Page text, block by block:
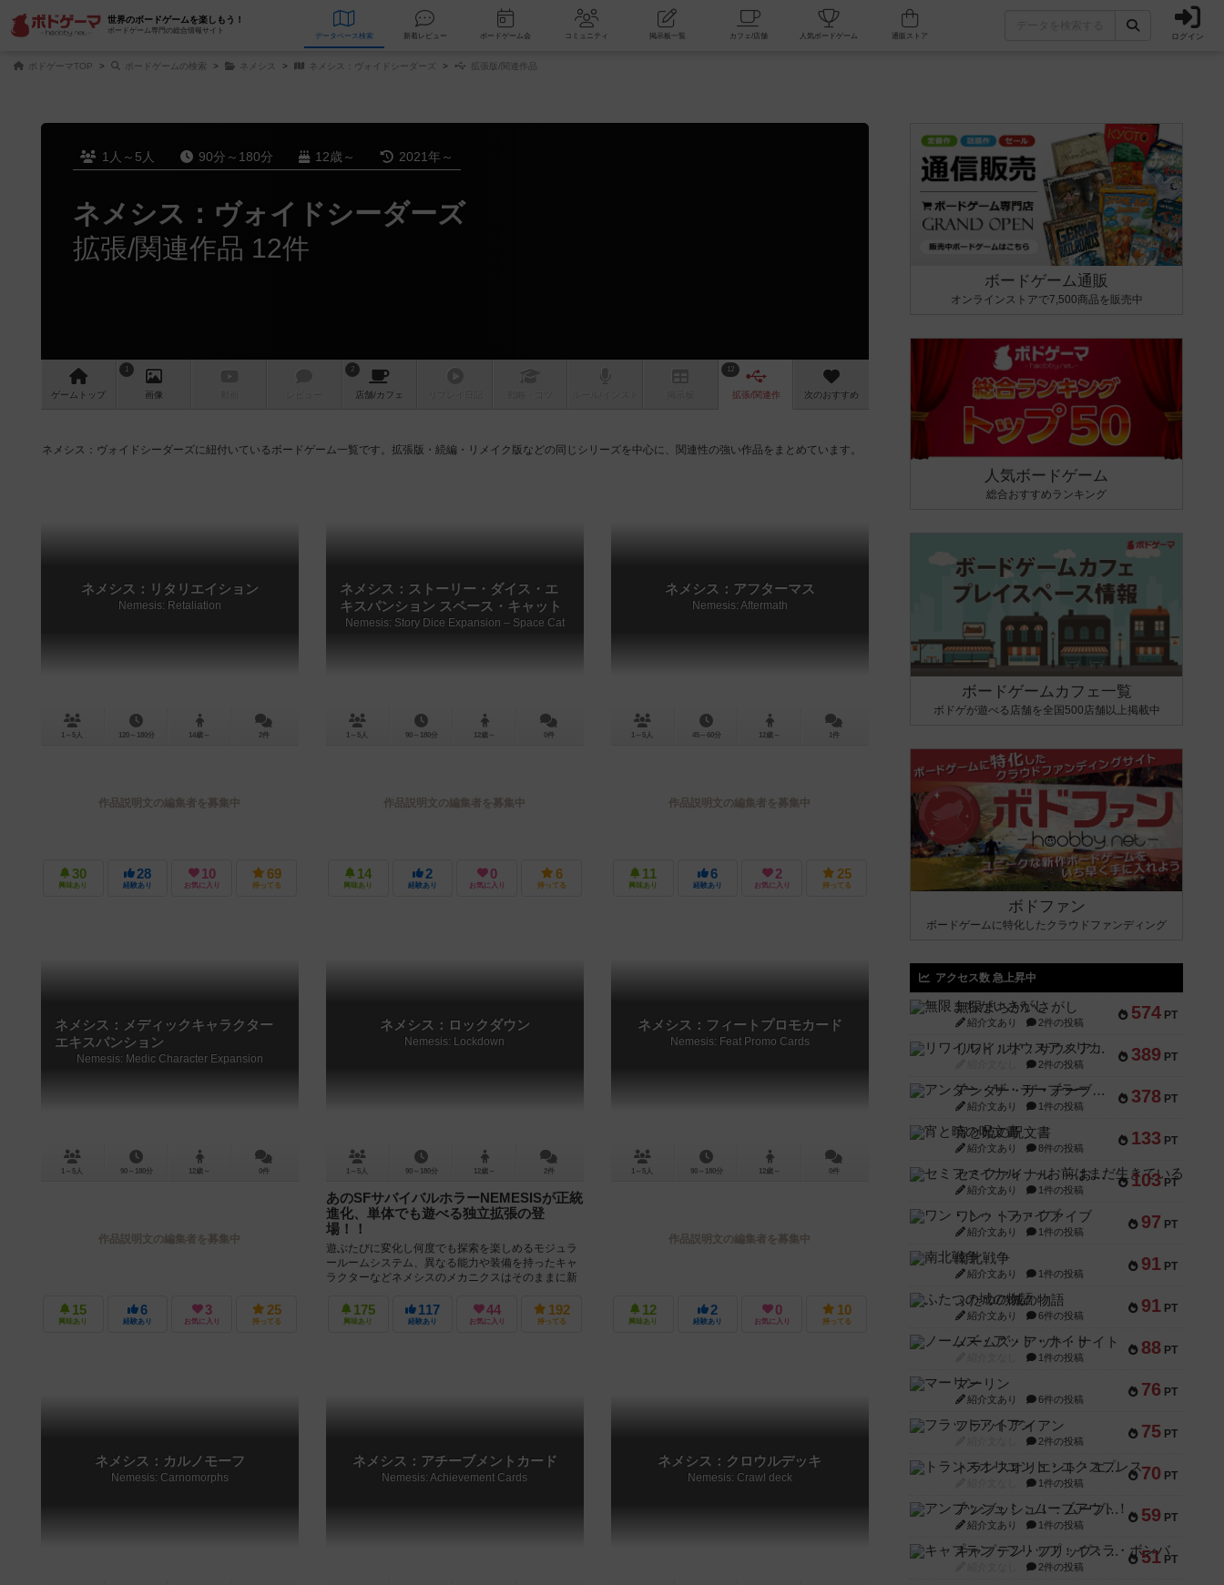
世界のボードゲームを楽しもう！
ボードゲーム専門の総合情報サイト
データベース 検索 新着レビュー ボードゲーム会 コミュニティ 掲示板一覧 カフェ/店舗 人気ボードゲーム ログイン
ボドゲーマTOP ボードゲームの検索 ネメシス ネメシス：ヴォイドシーダーズ 拡張版/関連作品
1人～5人 90分～180分 12歳～ 2021年～
ネメシス：ヴォイドシーダーズ
拡張/関連作品 12件
ゲーム トップ
1
画像
2
店舗/カフェ
12
拡張/関連作 次のおすすめ
ネメシス：ヴォイドシーダーズに紐付いているボードゲーム一覧です。拡張版・続編・リメイク版などの同じシリーズを中心に、関連性の強い作品をまとめています。
ネメシス：リタリエイション
Nemesis: Retaliation
1～5人 120～180分 14歳～ 2件
作品説明文の編集者を募集中
30
興味あり
28
経験あり
10
お気に入り
69
持ってる
ネメシス：ストーリー・ダイス・エ
キスパンション スペース・キャット
Nemesis: Story Dice Expansion – Space Cat
1～5人 90～180分 12歳～ 0件
作品説明文の編集者を募集中
14
興味あり
2
経験あり
0
お気に入り
6
持ってる
ネメシス：アフターマス
Nemesis: Aftermath
1～5人 45～60分 12歳～ 1件
作品説明文の編集者を募集中
11
興味あり
6
経験あり
2
お気に入り
25
持ってる
ネメシス：メディックキャラクター
エキスパンション
Nemesis: Medic Character Expansion
1～5人 90～180分 12歳～ 0件
作品説明文の編集者を募集中
15
興味あり
6
経験あり
3
お気に入り
25
持ってる
ネメシス：ロックダウン
Nemesis: Lockdown
1～5人 90～180分 12歳～ 2件
あのSFサバイバルホラーNEMESISが正統
進化、単体でも遊べる独立拡張の登
場！！
遊ぶたびに変化し何度でも探索を楽しめるモジュラ
ールームシステム、異なる能力や装備を持ったキャ
ラクターなどネメシスのメカニクスはそのままに新
175
興味あり
117
経験あり
44
お気に入り
192
持ってる
ネメシス：フィートプロモカード
Nemesis: Feat Promo Cards
1～5人 90～180分 12歳～ 0件
作品説明文の編集者を募集中
12
興味あり
2
経験あり
0
お気に入り
10
持ってる
ネメシス：カルノモーフ
Nemesis: Carnomorphs
ネメシス：アチーブメントカード
Nemesis: Achievement Cards
ネメシス：クロウルデッキ
Nemesis: Crawl deck
ボードゲーム通販
オンラインストアで7,500商品を販売中
人気ボードゲーム
総合おすすめランキング
ボードゲームカフェ一覧
ボドゲが遊べる店舗を全国500店舗以上掲載中
ボドファン
ボードゲームに特化したクラウドファンディング
アクセス数 急上昇中
574 PT
無限まちがいさがし
紹介文あり 2件の投稿
389 PT
リワイルド：サウスアメリカ
2件の投稿
378 PT
アンダー・ザ・テーブラー
紹介文あり 1件の投稿
133 PT
宵と暁の呪文書
紹介文あり 8件の投稿
103 PT
セミファイナル ～お前はまだ生きている～
紹介文あり 1件の投稿
97 PT
ワン・トゥ・ファイブ
紹介文あり 1件の投稿
91 PT
南北戦争
紹介文あり 1件の投稿
91 PT
ふたつの城の物語
紹介文あり 6件の投稿
88 PT
ノームズ・アット・ナイト
1件の投稿
76 PT
マーリン
紹介文あり 6件の投稿
75 PT
フラットアイアン
2件の投稿
70 PT
トランスオリエント・エクスプレス
1件の投稿
59 PT
アンブッシュ！：ムーブアウト！
紹介文あり 1件の投稿
51 PT
キャプテン・フリップ：イスラ・ボンバ
2件の投稿